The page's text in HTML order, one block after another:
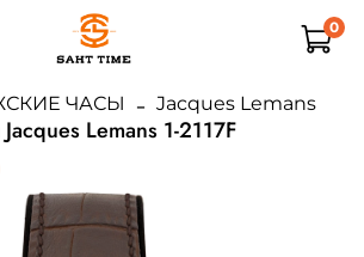
0
ЧАСЫ Jacques Lemans
Lemans 1-2117F